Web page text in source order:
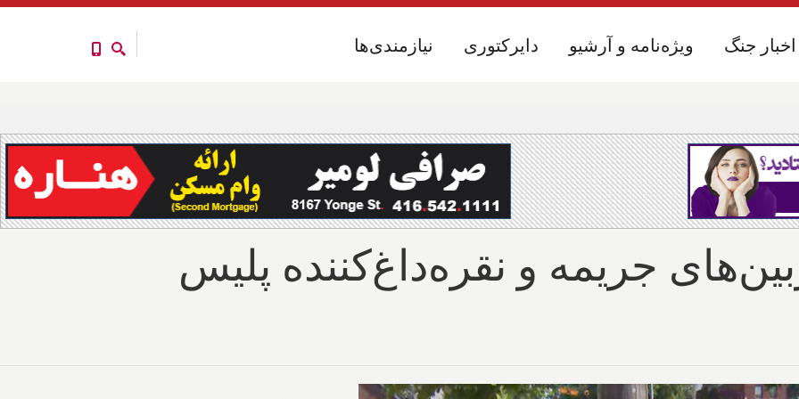
نیازمندی‌ها دایرکتوری ویژه‌نامه و آرشیو اخبار جنگ نیازمندی‌ها دایرکتوری ویژه‌نامه و آرشیو اخبار جنگ
جریمه و نقره‌داغ‌کننده پلیس